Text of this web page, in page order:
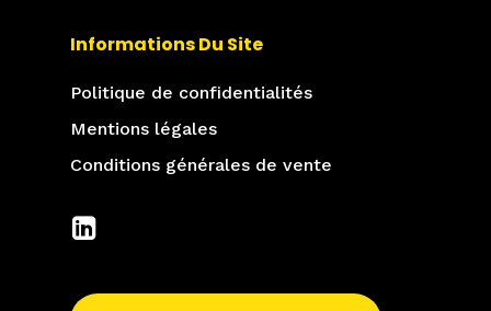
Informations Du Site
Politique de confidentialités
Mentions légales
Conditions générales de vente